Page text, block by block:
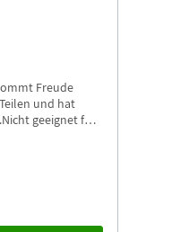
Freude
und hat
geeignet für